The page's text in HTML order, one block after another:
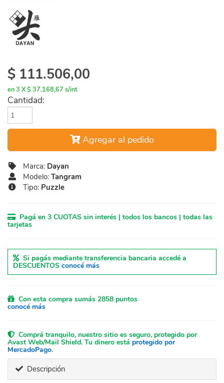
$ 111.506,00
en 3 X $ 37.168,67 s/int
Cantidad:
Agregar al pedido
Marca: Dayan
Modelo: Tangram
Tipo: Puzzle
Pagá en 3 CUOTAS sin interés | todos los bancos | todas las
tarjetas
Si pagás mediante transferencia bancaria accedé a
DESCUENTOS conocé más
Con esta compra sumás 2858 puntos
conocé más
Comprá tranquilo, nuestro sitio es seguro, protegido por
Avast Web/Mail Shield. Tu dinero está protegido por
MercadoPago.
Descripción